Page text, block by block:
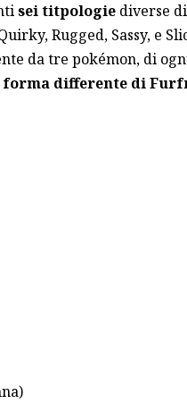
sei titpologiediverse
Rugged, Sassy, e
da tre pokémon, di
differente di